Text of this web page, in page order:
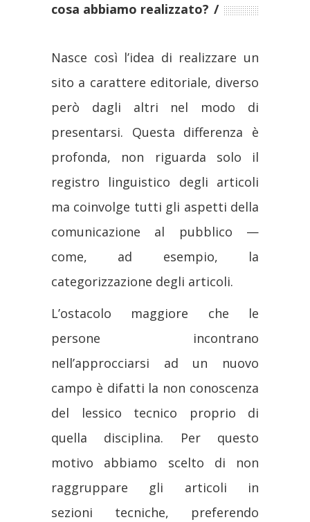
cosa abbiamo realizzato?
Nasce così l’idea di realizzare un
sito a carattere editoriale, diverso
però dagli altri nel modo di
presentarsi. Questa differenza è
profonda, non riguarda solo il
registro linguistico degli articoli
ma coinvolge tutti gli aspetti della
comunicazione al pubblico —
come, ad esempio, la
categorizzazione degli articoli.
L’ostacolo maggiore che le
persone incontrano
nell’approcciarsi ad un nuovo
campo è difatti la non conoscenza
del lessico tecnico proprio di
quella disciplina. Per questo
motivo abbiamo scelto di non
raggruppare gli articoli in
sezioni tecniche, preferendo